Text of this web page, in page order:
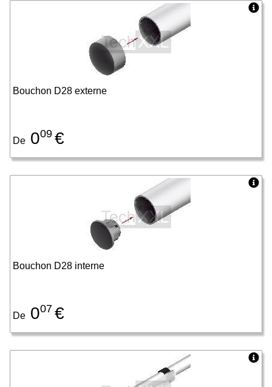
Bouchon D28 externe
De 009 €
Bouchon D28 interne
De 007 €